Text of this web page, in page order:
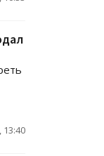
13:40